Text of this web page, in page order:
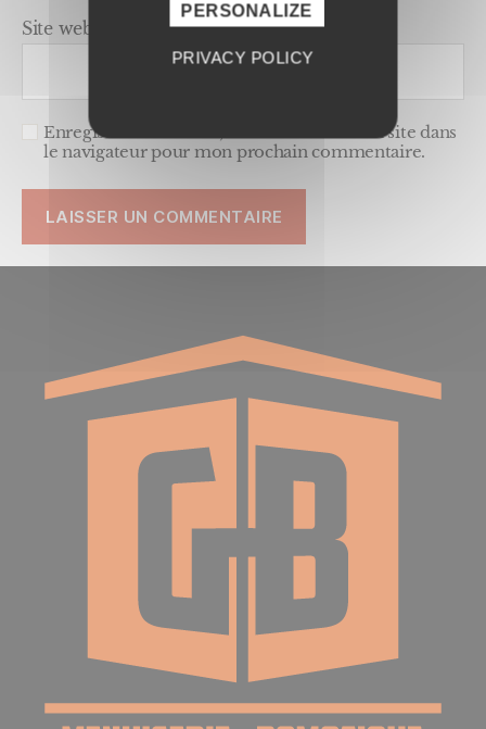
Site web
Enregistrer mon nom, mon e-mail et mon site dans
le navigateur pour mon prochain commentaire.
PERSONALIZE
PRIVACY POLICY